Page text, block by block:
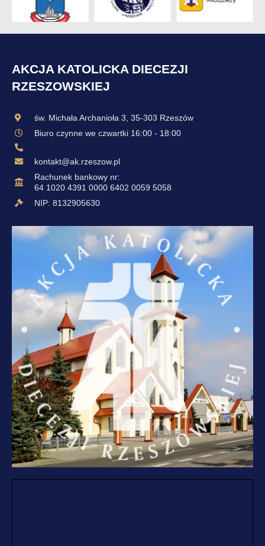
AKCJA KATOLICKA DIECEZJI
RZESZOWSKIEJ
św. Michała Archanioła 3, 35-303 Rzeszów
Biuro czynne we czwartki 16:00 - 18:00
kontakt@ak.rzeszow.pl
Rachunek bankowy nr:
64 1020 4391 0000 6402 0059 5058
NIP: 8132905630